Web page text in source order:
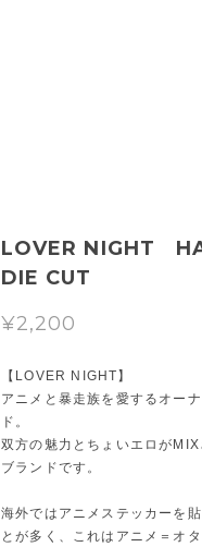
LOVER NIGHT
DIE CUT
¥2,200
【LOVER NIGHT】
アニメと暴走族を愛するオー
ド。
双方の魅力とちょいエロが
ブランドです。
海外ではアニメステッカーを
とが多く、これはアニメ＝オ